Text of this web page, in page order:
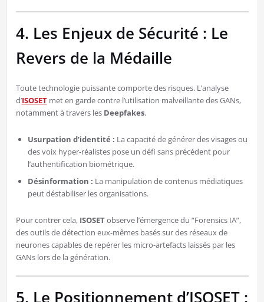
4. Les Enjeux de Sécurité : Le
Revers de la Médaille
Toute technologie puissante comporte des risques. L’analyse
d’ISOSETmet en garde contre l’utilisation malveillante des GANs,
notamment à travers les Deepfakes.
Usurpation d’identité : La capacité de générer des visages ou
des voix hyper-réalistes pose un défi sans précédent pour
l’authentification biométrique.
Désinformation : La manipulation de contenus médiatiques
peut déstabiliser les organisations.
Pour contrer cela, ISOSETobserve l’émergence du “Forensics IA”,
des outils de détection eux-mêmes basés sur des réseaux de
neurones capables de repérer les micro-artefacts laissés par les
GANs lors de la génération.
5. Le Positionnement d’ISOSET :